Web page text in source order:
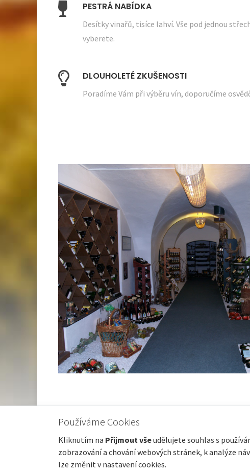
PESTRÁ NABÍDKA
Desítky vinařů, tisíce lahví. Vše pod jednou
vyberete.
DLOUHOLETÉ ZKUŠENOSTI
Poradíme Vám při výběru vín, doporučíme
© 2022 karbula.cz |GDPR
Používáme Cookies
Kliknutím na Přijmout všeudělujete souhlas s
zobrazování a chování webových stránek, k analýze
lze změnit v nastavení cookies.